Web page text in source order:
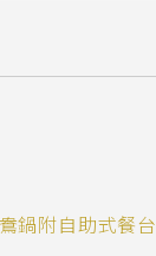
鍋附自助式餐台